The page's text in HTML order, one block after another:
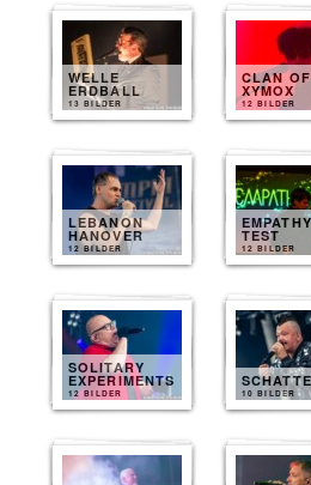
WELLE
ERDBALL
13 BILDER
CLAN OF
XYMOX
12 BILDER
LEBANON
HANOVER
12 BILDER
EMPATHY
TEST
12 BILDER
SOLITARY
EXPERIMENTS
12 BILDER 10 BILDER